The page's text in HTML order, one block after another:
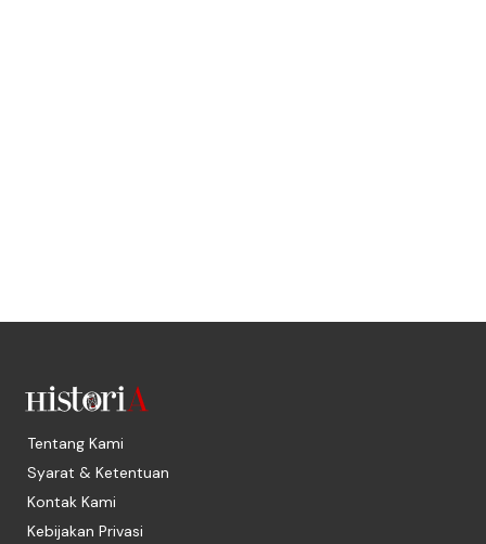
Tentang Kami
Syarat & Ketentuan
Kontak Kami
Kebijakan Privasi